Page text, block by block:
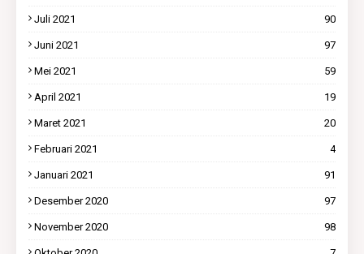
Juli 2021 90
Juni 2021 97
Mei 2021 59
April 2021 19
Maret 2021 20
Februari 2021 4
Januari 2021 91
Desember 2020 97
November 2020 98